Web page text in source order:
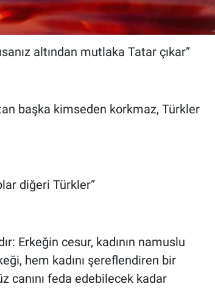
altından mutlaka Tatar çıkar”
başka kimseden korkmaz, Türkler
diğeri Türkler”
Erkeğin cesur, kadının namuslu
hem kadını şereflendiren bir
canını feda edebilecek kadar